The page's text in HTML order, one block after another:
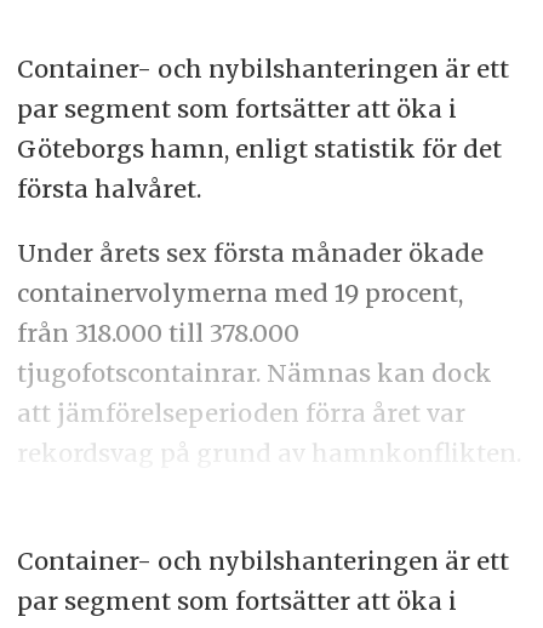
Container- och nybilshanteringen är ett
par segment som fortsätter att öka i
Göteborgs hamn, enligt statistik för det
första halvåret.
Under årets sex första månader ökade
containervolymerna med 19 procent,
från 318.000 till 378.000
tjugofotscontainrar. Nämnas kan dock
att jämförelseperioden förra året var
rekordsvag på grund av hamnkonflikten.
Container- och nybilshanteringen är ett
par segment som fortsätter att öka i